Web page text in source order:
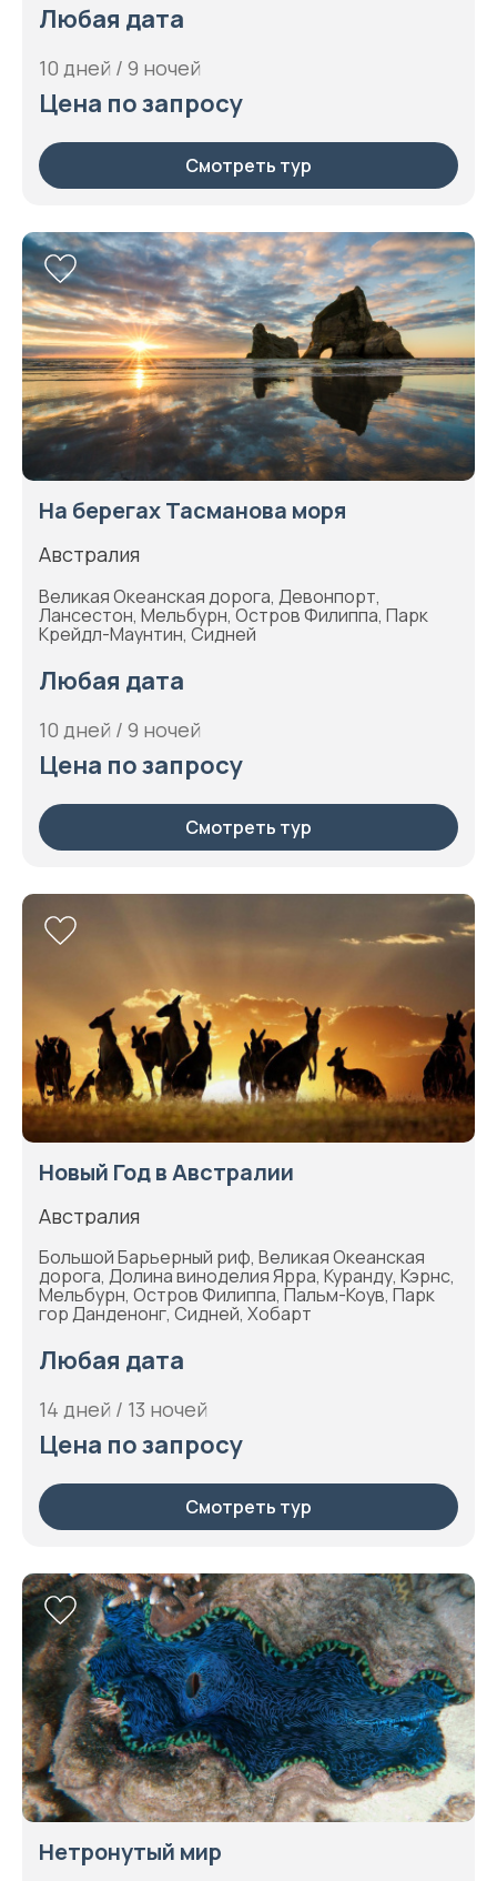
Любая дата
10 дней / 9 ночей
Цена по запросу
Смотреть тур
На берегах Тасманова моря
Австралия
Великая Океанская дорога, Девонпорт,
Лансестон, Мельбурн, Остров Филиппа, Парк
Крейдл-Маунтин, Сидней
Любая дата
10 дней / 9 ночей
Цена по запросу
Смотреть тур
Новый Год в Австралии
Австралия
Большой Барьерный риф, Великая Океанская
дорога, Долина виноделия Ярра, Куранду, Кэрнс,
Мельбурн, Остров Филиппа, Пальм-Коув, Парк
гор Данденонг, Сидней, Хобарт
Любая дата
14 дней / 13 ночей
Цена по запросу
Смотреть тур
Нетронутый мир